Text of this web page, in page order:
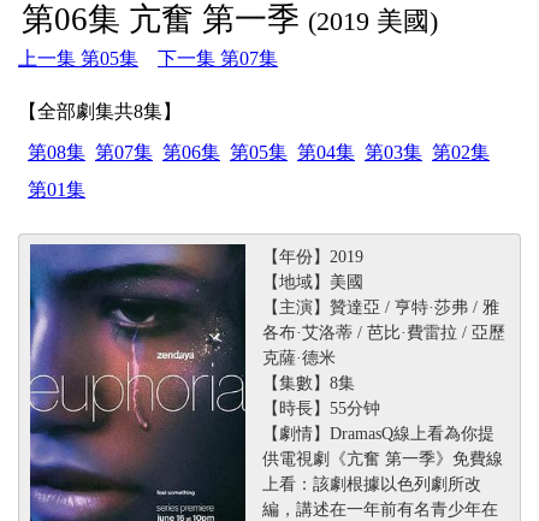
第06集 亢奮 第一季 (2019 美國)
上一集 第05集 下一集 第07集
【全部劇集共8集】
第08集 第07集 第06集 第05集 第04集 第03集 第02集
第01集
【年份】2019
【地域】美國
【主演】贊達亞 / 亨特·莎弗 / 雅
各布·艾洛蒂 / 芭比·費雷拉 / 亞歷
克薩·德米
【集數】8集
【時長】55分钟
【劇情】DramasQ線上看為你提
供電視劇《亢奮 第一季》免費線
上看：該劇根據以色列劇所改
編，講述在一年前有名青少年在